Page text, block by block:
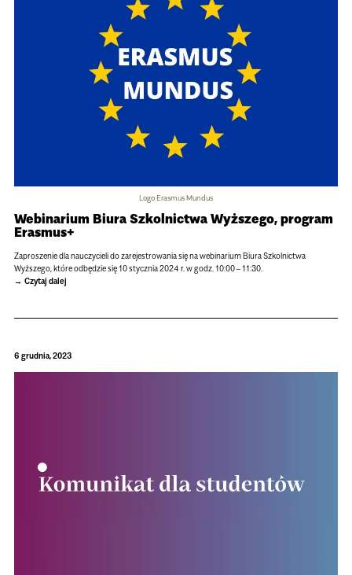
Logo Erasmus Mundus
Webinarium Biura Szkolnictwa Wyższego, program
Erasmus+
Zaproszenie dla nauczycieli do zarejestrowania się na webinarium Biura Szkolnictwa
Wyższego, które odbędzie się 10 stycznia 2024 r. w godz. 10:00 – 11:30.
Czytaj dalej
6 grudnia, 2023